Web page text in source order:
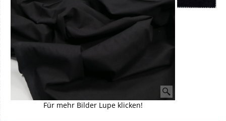
Für mehr Bilder Lupe klicken!